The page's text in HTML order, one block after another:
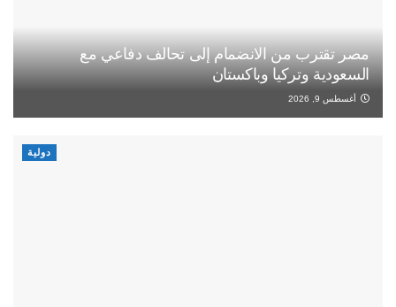
مصر تقترب من الانضمام إلى تحالف دفاعي مع
السعودية وتركيا وباكستان
أغسطس 9, 2026
دولية